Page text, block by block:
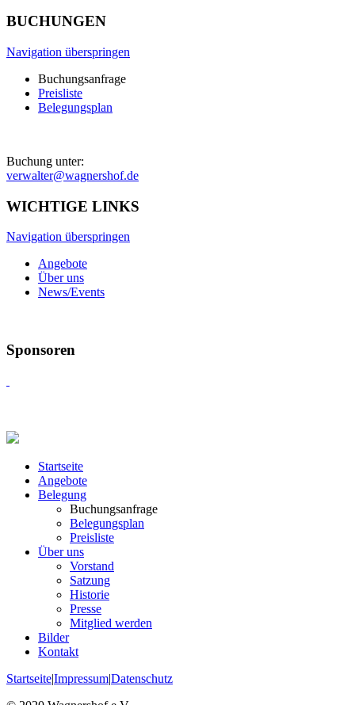
BUCHUNGEN
Navigation überspringen
Buchungsanfrage
Preisliste
Belegungsplan
Buchung unter:
verwalter@wagnershof.de
WICHTIGE LINKS
Navigation überspringen
Angebote
Über uns
News/Events
Sponsoren
Startseite
Angebote
Belegung
Buchungsanfrage
Belegungsplan
Preisliste
Über uns
Vorstand
Satzung
Historie
Presse
Mitglied werden
Bilder
Kontakt
Startseite|Impressum|Datenschutz